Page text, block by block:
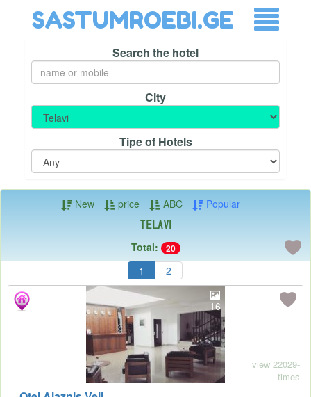
SASTUMROEBI.GE
Search the hotel
City
Tipe of Hotels
New price ABC Popular
Telavi
Total: 20
1 2
16
view 22029-
times